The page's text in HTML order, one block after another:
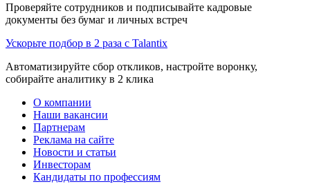
Проверяйте сотрудников и подписывайте кадровые
документы без бумаг и личных встреч
Ускорьте подбор в 2 раза с Talantix
Автоматизируйте сбор откликов, настройте воронку,
собирайте аналитику в 2 клика
О компании
Наши вакансии
Партнерам
Реклама на сайте
Новости и статьи
Инвесторам
Кандидаты по профессиям